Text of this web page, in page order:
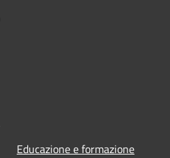
Educazione e formazione